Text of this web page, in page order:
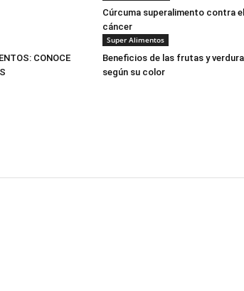
Cúrcuma superalimento contra el
cáncer
CONOCE
Super Alimentos
Beneficios de las frutas y
según su color